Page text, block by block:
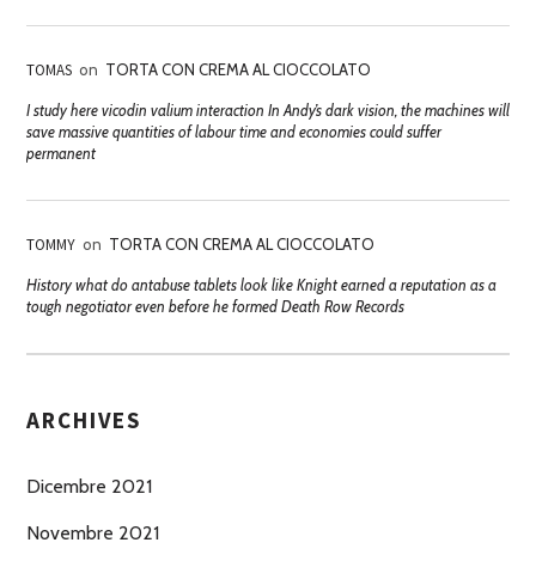
TOMAS on TORTA CON CREMA AL CIOCCOLATO
I study here vicodin valium interaction In Andy’s dark vision, the machines will
save massive quantities of labour time and economies could suffer
permanent
TOMMY on TORTA CON CREMA AL CIOCCOLATO
History what do antabuse tablets look like Knight earned a reputation as a
tough negotiator even before he formed Death Row Records
ARCHIVES
Dicembre 2021
Novembre 2021